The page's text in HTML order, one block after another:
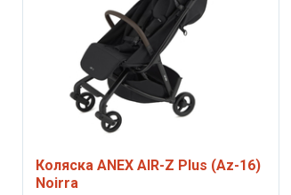
Коляска ANEX AIR-Z Plus (Az-16)
Noirra